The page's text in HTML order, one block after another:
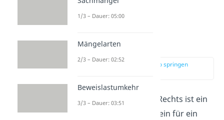
Entscheidungen sind.
Schutzfunktion
zur Stelle im Video springen
DieSchutzfunktion
des Rechts ist ein
weiterer wichtiger Baustein für ein
1/3 – Dauer: 05:00
Mängelarten
2/3 – Dauer: 02:52
Beweislastumkehr
3/3 – Dauer: 03:51